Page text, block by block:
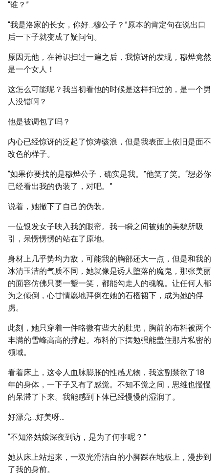
“谁？”
“我是洛家的长女，你好…穆公子？”原本的肯定句在说出口
后一下子就变成了疑问句。
原因无他，在神识扫过一遍之后，我惊讶的发现，穆烨竟然
是一个女人！
这怎么可能呢？我当初看他的时候是这样扫过的，是一个男
人没错啊？
他是被调包了吗？
内心已经惊讶的泛起了惊涛骇浪，但是我表面上依旧是面不
改色的样子。
“如果你要找的是穆烨公子，确实是我。”他笑了笑。“想必你
已经看出我的伪装了，对吧。”
说着，她撤下了自己的伪装。
一位银发女子映入我的眼帘。我一瞬之间被她的美貌所吸
引，呆愣愣愣的站在了原地。
身材上几乎势均力敌，可能我的胸部还大一点，但是和我的
冰清玉洁的气质不同，她就像是诱人堕落的魔鬼，那张美丽
的面容仿佛只要一颦一笑，都能勾走人的魂魄。让任何人都
为之倾倒，心甘情愿地拜倒在她的石榴裙下，成为她的俘
虏。
此刻，她只穿着一件略微有些大的肚兜，胸前的布料被两个
丰满的雪峰高高的撑起。布料的下摆勉强能盖住那片私密的
领域。
看着床上，这令人血脉膨胀的性感尤物，我这副禁欲了18
年的身体，一下子又有了感觉。不知不觉之间，思维也慢慢
的呆滞了下来。我能感到下体已经慢慢的湿润了。
好漂亮…好美呀…
“不知洛姑娘深夜到访，是为了何事呢？”
她从床上站起来，一双光滑洁白的小脚踩在地板上，漫步到
了我的身前。